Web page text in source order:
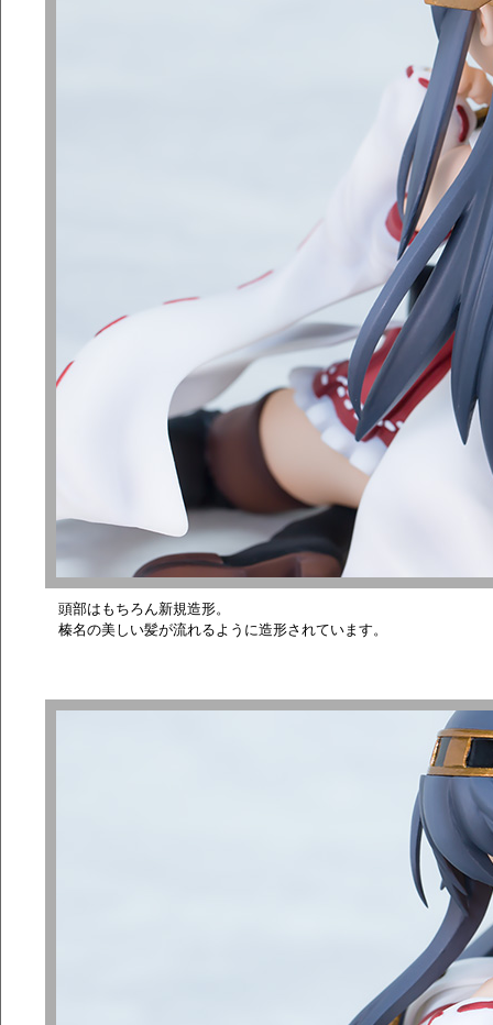
頭部はもちろん新規造形。
榛名の美しい髪が流れるように造形されています。